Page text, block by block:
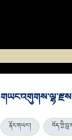
ནོར་གཡང་།